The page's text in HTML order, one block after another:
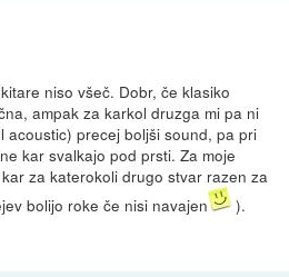
niso všeč. Dobr, če klasiko
ampak za karkol druzga mi pa ni
acoustic) precej boljši sound, pa pri
kar svalkajo pod prsti. Za moje
za katerokoli drugo stvar razen za
bolijo roke če nisi navajen
).